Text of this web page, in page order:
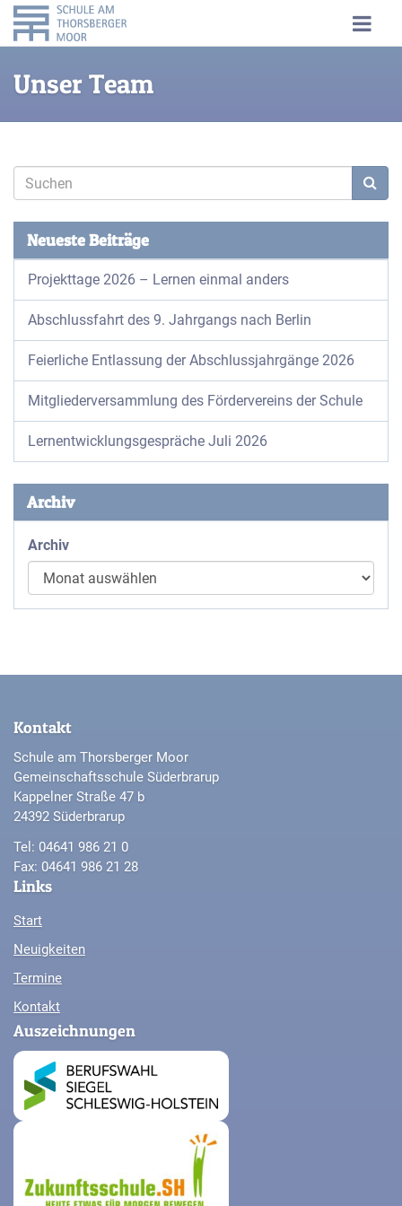
Unser Team
Neueste Beiträge
Projekttage 2026 – Lernen einmal anders
Abschlussfahrt des 9. Jahrgangs nach Berlin
Feierliche Entlassung der Abschlussjahrgänge 2026
Mitgliederversammlung des Fördervereins der Schule
Lernentwicklungsgespräche Juli 2026
Archiv
Archiv
Kontakt
Schule am Thorsberger Moor
Gemeinschaftsschule Süderbrarup
Kappelner Straße 47 b
24392 Süderbrarup
Tel: 04641 986 21 0
Fax: 04641 986 21 28
Links
Start
Neuigkeiten
Termine
Kontakt
Auszeichnungen